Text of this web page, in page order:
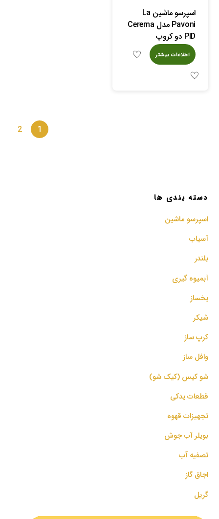
اسپرسو ماشین La
Pavoni مدل Cerema
PID دو کروپ
اطلاعات بیشتر
1
2
دسته بندی ها
اسپرسو‌ ماشین
آسیاب
بلندر
آبمیوه گیری
یخساز
شیکر
کرپ ساز
وافل ساز
شو کیس (کیک شو)
قطعات یدکی
تجهیزات قهوه
بویلر آب جوش
تصفیه آب
اجاق گاز
گریل